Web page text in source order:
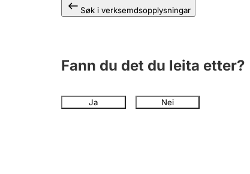
Søk i verksemdsopplysningar
Fann du det du leita etter?
Ja Nei